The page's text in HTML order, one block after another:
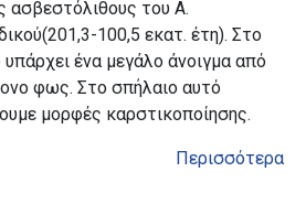
του A.
100,5 εκατ. έτη). Στο
ένα μεγάλο άνοιγμα από
φως. Στο σπήλαιο αυτό
μορφές καρστικοποίησης.
Περισσότερα